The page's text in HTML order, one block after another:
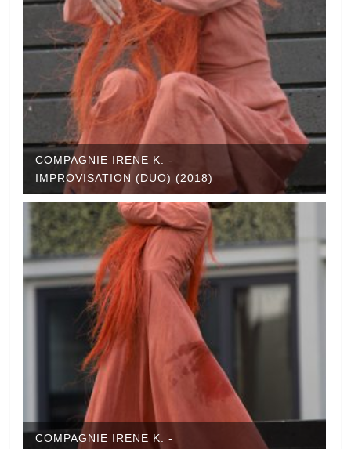
COMPAGNIE IRENE K. -
IMPROVISATION (DUO) (2018)
COMPAGNIE IRENE K. -